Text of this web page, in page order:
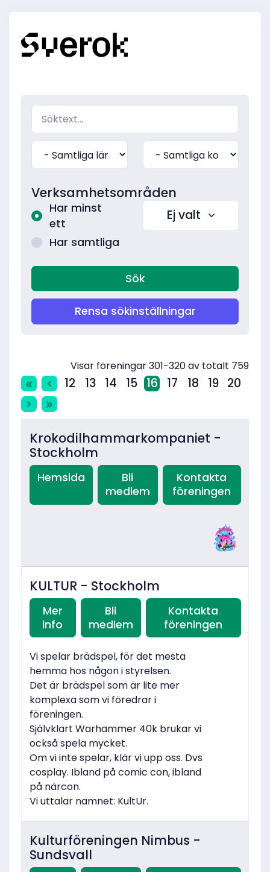
Verksamhetsområden
Har minst
ett
Har samtliga
Ej valt
Rensa sökinställningar
Visar föreningar 301-320 av totalt 759
12 13 14 15 16 17 18 19 20
Krokodilhammarkompaniet -
Stockholm
Hemsida
Bli
medlem
Kontakta
föreningen
KULTUR - Stockholm
Mer
info
Bli
medlem
Kontakta
föreningen
Vi spelar brädspel, för det mesta
hemma hos någon i styrelsen.
Det är brädspel som är lite mer
komplexa som vi föredrar i
föreningen.
Självklart Warhammer 40k brukar vi
också spela mycket.
Om vi inte spelar, klär vi upp oss. Dvs
cosplay. Ibland på comic con, ibland
på närcon.
Vi uttalar namnet: KultUr.
Kulturföreningen Nimbus -
Sundsvall